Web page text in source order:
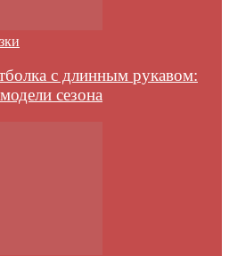
с длинным рукавом:
сезона